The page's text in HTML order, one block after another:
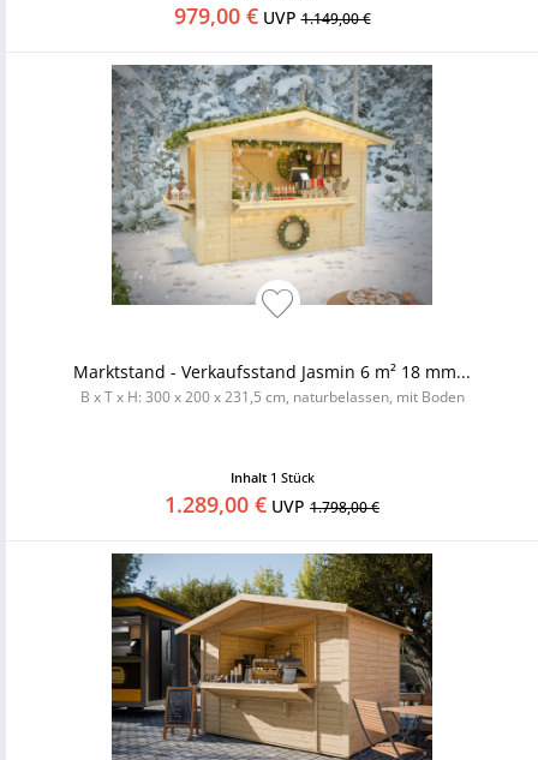
979,00 €UVP1.149,00 €
Marktstand - Verkaufsstand Jasmin 6 m² 18 mm...
B x T x H: 300 x 200 x 231,5 cm, naturbelassen, mit Boden
Inhalt 1 Stück
1.289,00 € UVP 1.798,00 €